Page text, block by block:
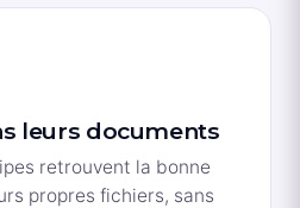
leurs documents
retrouvent la bonne
propres fichiers, sans